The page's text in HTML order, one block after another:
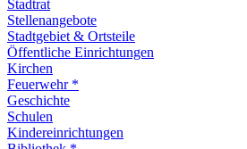
Stadtrat
Stellenangebote
Stadtgebiet & Ortsteile
Öffentliche Einrichtungen
Kirchen
Feuerwehr *
Geschichte
Schulen
Kindereinrichtungen